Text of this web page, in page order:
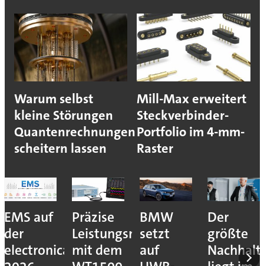
Warum selbst
kleine Störungen
Quantenrechnungen
scheitern lassen
Mill-Max erweitert
Steckverbinder-
Portfolio im 4-mm-
Raster
EMS auf
der
electronica
Präzise
Leistungsmessung
mit dem
BMW
setzt
auf
Der
größte